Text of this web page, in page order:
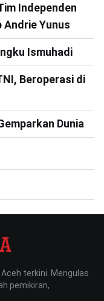
Independen
Yunus
Ismuhadi
Beroperasi di
Dunia
terkini. Mengulas
pemikiran,